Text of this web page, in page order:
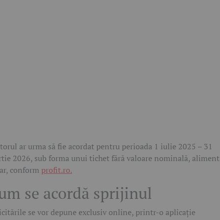
ar urma să fie acordat pentru perioada 1 iulie 2025 – 31
2026, sub forma unui tichet fără valoare nominală,
conform profit.ro.
se acordă sprijinul
se vor depune exclusiv online, printr-o aplicație